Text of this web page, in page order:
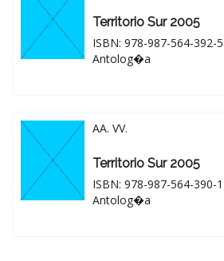
Territorio Sur 2005
ISBN: 978-987-564-392-5
Antolog�a
AA. VV.
Territorio Sur 2005
ISBN: 978-987-564-390-1
Antolog�a